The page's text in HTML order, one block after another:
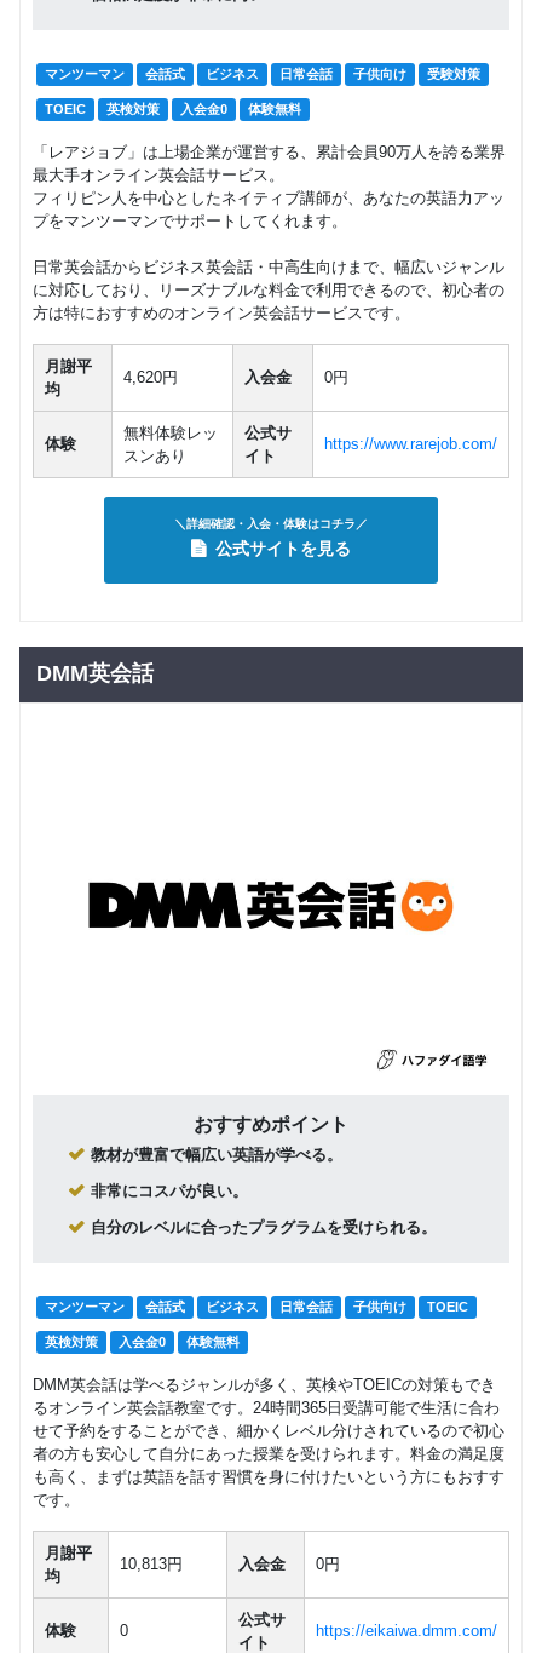
マンツーマン 会話式 ビジネス 日常会話 子供向け 受験対策
TOEIC 英検対策 入会金0 体験無料
「レアジョブ」は上場企業が運営する、累計会員90万人を誇る業界
最大手オンライン英会話サービス。
フィリピン人を中心としたネイティブ講師が、あなたの英語力アッ
プをマンツーマンでサポートしてくれます。
日常英会話からビジネス英会話・中高生向けまで、幅広いジャンル
に対応しており、リーズナブルな料金で利用できるので、初心者の
方は特におすすめのオンライン英会話サービスです。
月謝平
均
4,620円 入会金 0円
体験
無料体験レッ
スンあり
公式サ
イト
https://www.rarejob.com/
＼詳細確認・入会・体験はコチラ／
公式サイトを見る
DMM英会話
おすすめポイント
教材が豊富で幅広い英語が学べる。
非常にコスパが良い。
自分のレベルに合ったプラグラムを受けられる。
マンツーマン 会話式 ビジネス 日常会話 子供向け TOEIC
英検対策 入会金0 体験無料
DMM英会話は学べるジャンルが多く、英検やTOEICの対策もでき
るオンライン英会話教室です。24時間365日受講可能で生活に合わ
せて予約をすることができ、細かくレベル分けされているので初心
者の方も安心して自分にあった授業を受けられます。料金の満足度
も高く、まずは英語を話す習慣を身に付けたいという方にもおすす
です。
月謝平
均
10,813円 入会金 0円
体験 0
公式サ
イト
https://eikaiwa.dmm.com/